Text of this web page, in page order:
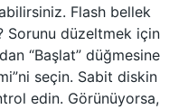
Flash bellek
Sorunu düzeltmek için
“Başlat” düğmesine
seçin. Sabit diskin
edin. Görünüyorsa,